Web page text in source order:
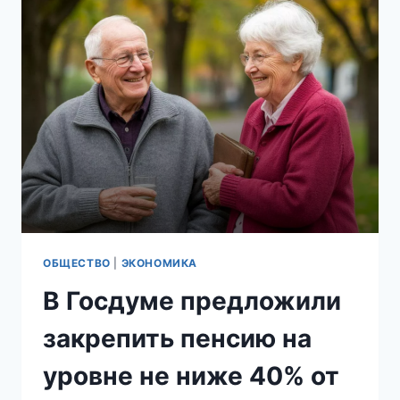
УГРОЗАМИ
ДЕПУТАТА
МОСГОРДУМЫ
МАРИЮ
ВОРОПАЕВУ,
ВЫСТУПИВШУЮ
ПРОТИВ
ВЫПЛАТ
ПОСОБИЙ
ИНОСТРАНЦАМ
ОБЩЕСТВО ЭКОНОМИКА
В Госдуме предложили
закрепить пенсию на
уровне не ниже 40% от